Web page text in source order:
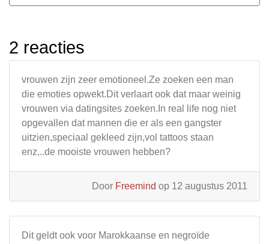
2 reacties
vrouwen zijn zeer emotioneel.Ze zoeken een man
die emoties opwekt.Dit verlaart ook dat maar weinig
vrouwen via datingsites zoeken.In real life nog niet
opgevallen dat mannen die er als een gangster
uitzien,speciaal gekleed zijn,vol tattoos staan
enz,..de mooiste vrouwen hebben?
Door Freemind op 12 augustus 2011
Dit geldt ook voor Marokkaanse en negroïde